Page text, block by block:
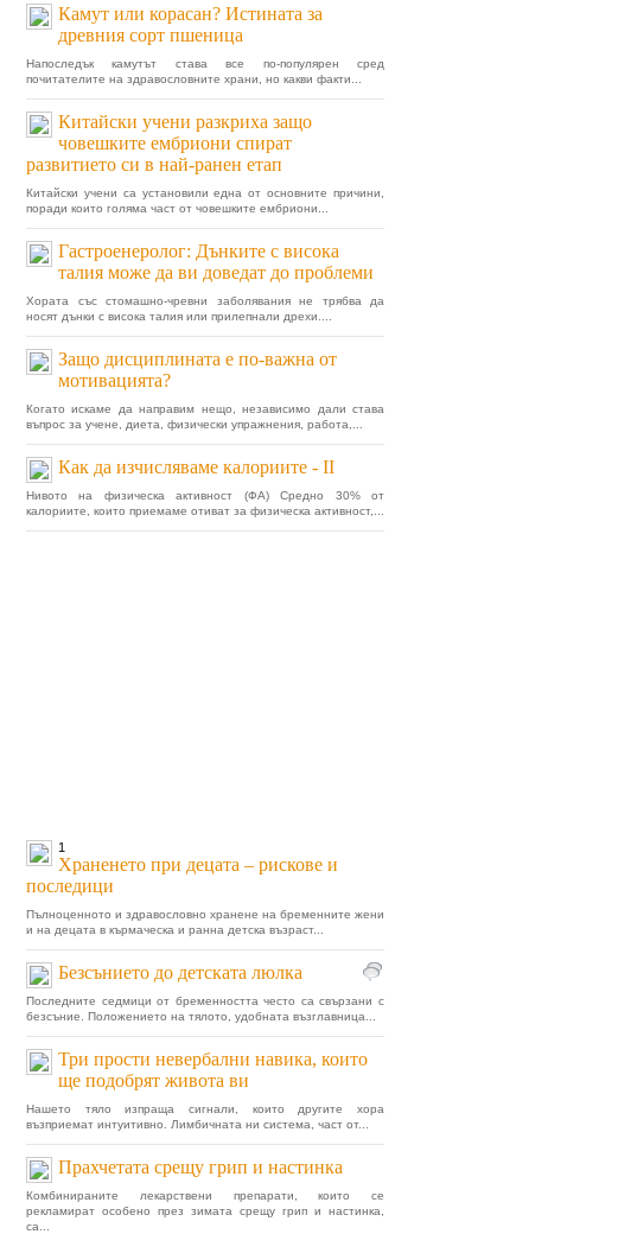
Камут или корасан? Истината за
древния сорт пшеница
Напоследък камутът става все по-популярен сред
почитателите на здравословните храни, но какви факти...
Китайски учени разкриха защо
човешките ембриони спират
развитието си в най-ранен етап
Китайски учени са установили една от основните причини,
поради които голяма част от човешките ембриони...
Гастроенеролог: Дънките с висока
талия може да ви доведат до проблеми
Хората със стомашно-чревни заболявания не трябва да
носят дънки с висока талия или прилепнали дрехи....
Защо дисциплината е по-важна от
мотивацията?
Когато искаме да направим нещо, независимо дали става
въпрос за учене, диета, физически упражнения, работа,...
Как да изчисляваме калориите - II
Нивото на физическа активност (ФА) Средно 30% от
калориите, които приемаме отиват за физическа активност,...
1
Храненето при децата – рискове и
последици
Пълноценното и здравословно хранене на бременните жени
и на децата в кърмаческа и ранна детска възраст...
Безсънието до детската люлка
Последните седмици от бременността често са свързани с
безсъние. Положението на тялото, удобната възглавница...
Три прости невербални навика, които
ще подобрят живота ви
Нашето тяло изпраща сигнали, които другите хора
възприемат интуитивно. Лимбичната ни система, част от...
Прахчетата срещу грип и настинка
Комбинираните лекарствени препарати, които се
рекламират особено през зимата срещу грип и настинка,
са...